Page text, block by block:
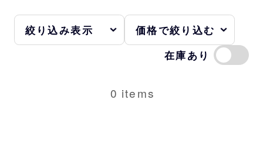
在庫あり
0 items